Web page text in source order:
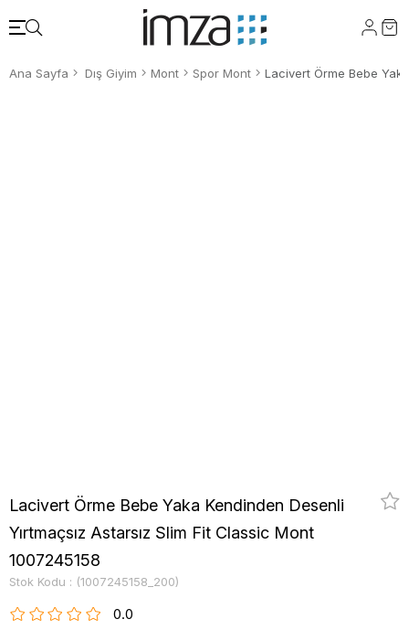
Ana Sayfa Dış Giyim Mont Spor Mont
Lacivert Örme Bebe Yaka Kendinden Desenli
Yırtmaçsız Astarsız Slim Fit Classic Mont
1007245158
Stok Kodu (1007245158_200)
0.0